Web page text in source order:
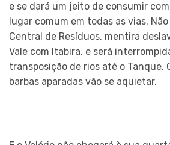
e se dará um jeito de consumir
lugar comum em todas as vias.
Central de Resíduos, mentira
Vale com Itabira, e será
transposição de rios até o Tanque.
barbas aparadas vão se aquietar.